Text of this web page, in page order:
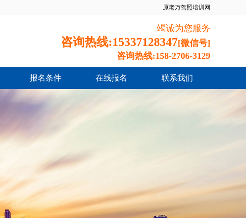
原老万驾照培训网
竭诚为您服务
咨询热线:15337128347[微信号]
咨询热线:158-2706-3129
报名条件 在线报名 联系我们